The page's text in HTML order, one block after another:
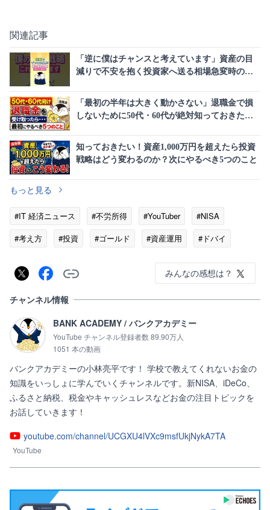
関連記事
「逆に僕はチャンスと考えています」資産の目
減りで不安を抱く投資家へ送る相場急変時の歩
「最初の半年は大きく動かさない」退職金で損
しないために50代・60代が絶対知っておきたい5
知っておきたい！資産1,000万円を超えたら投資
戦略はどう変わるのか？次にやるべき5つのこと
もっと見る
#IT 経済ニュース #不労所得 #YouTuber
#NISA
#考え方
#投資 #ゴールド #資産運用 #ドバイ
みんなの感想は？
チャンネル情報
BANK ACADEMY / バンクアカデミー
YouTube チャンネル登録者数 89.90万人
1051 本の動画
バンクアカデミーの小林亮平です！ 学校で教えてくれないお金の
知識をいっしょに学んでいくチャンネルです。新NISA、iDeCo、
ふるさと納税、税金やキャッシュレスなどお金の注目トピックを
お話していきます！
youtube.com/channel/UCGXU4lVXc9msfUkjNykA7TA
YouTube